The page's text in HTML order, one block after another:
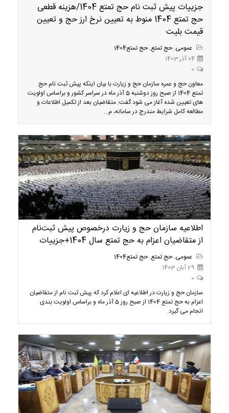
جزییات پیش ثبت نام حج تمتع 1404/هزینه قطعی
حج تمتع 1404 منوط به تعیین نرخ ارز حج و تعیین
قیمت بلیت
عمومی,حج تمتع,حج تمتع1404
04 آذر 1403
0
معاون حج و عمره سازمان حج و زیارت با بیان اینکه پیش ثبت نام حج
تمتع 1404 از صبح روز دوشنبه 5 آذر ماه در سراسر کشور و براساس اولویت
های تعیین شده آغاز می شود گفت: متقاضیان بعد از تکمیل اطلاعات و
مطالعه کامل شرایط مندرج در سامانه، م...
اطلاعیه سازمان حج و زيارت درخصوص پیش ثبت‌نام
از متقاضیان اعزام به حج تمتع سال 1404+جزییات
عمومی,حج تمتع,حج تمتع1404
29 آبان 1403
0
سازمان حج و زیارت در اطلاعیه ای اعلام کرد که پیش ثبت نام از متقاضیان
اعزام به حج تمتع 1404 از صبح روز 5 آذر ماه و براساس اولویت بندی
انجام می گیرد.